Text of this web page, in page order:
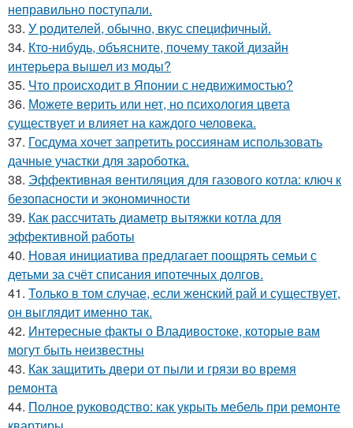
неправильно поступали.
33. У родителей, обычно, вкус специфичный.
34. Кто-нибудь, объясните, почему такой дизайн
интерьера вышел из моды?
35. Что происходит в Японии с недвижимостью?
36. Можете верить или нет, но психология цвета
существует и влияет на каждого человека.
37. Госдума хочет запретить россиянам использовать
дачные участки для зароботка.
38. Эффективная вентиляция для газового котла: ключ к
безопасности и экономичности
39. Как рассчитать диаметр вытяжки котла для
эффективной работы
40. Новая инициатива предлагает поощрять семьи с
детьми за счёт списания ипотечных долгов.
41. Только в том случае, если женский рай и существует,
он выглядит именно так.
42. Интересные факты о Владивостоке, которые вам
могут быть неизвестны
43. Как защитить двери от пыли и грязи во время
ремонта
44. Полное руководство: как укрыть мебель при ремонте